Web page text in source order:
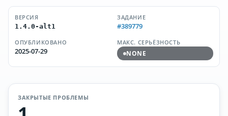
ВЕРСИЯ
1.4.0-alt1
ЗАДАНИЕ
#389779
ОПУБЛИКОВАНО
2025-07-29
МАКС. СЕРЬЁЗНОСТЬ
NONE
ЗАКРЫТЫЕ ПРОБЛЕМЫ